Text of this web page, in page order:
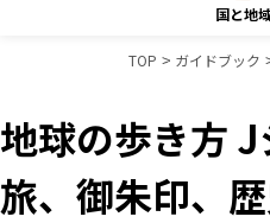
国と地
TOP ガイドブック
地球の歩き方
旅、御朱印、